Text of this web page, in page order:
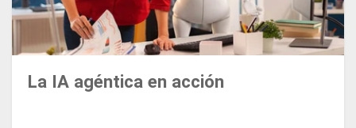
La IA agéntica en acción